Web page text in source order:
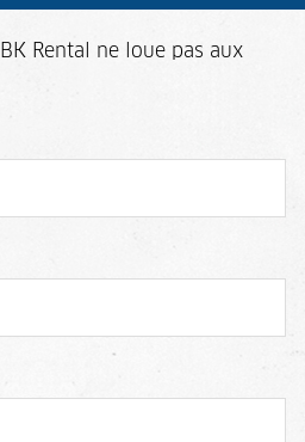
Rental ne loue pas aux